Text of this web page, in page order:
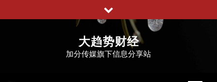
至
大趋势财经
加分传媒旗下信息分享站